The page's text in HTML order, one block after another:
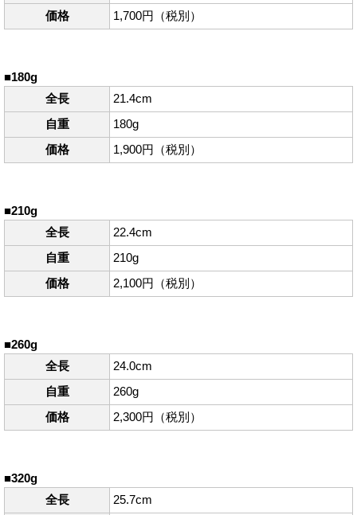
価格
1,700円（税別）
■180g
全長
21.4cm
自重
180g
価格
1,900円（税別）
■210g
全長
22.4cm
自重
210g
価格
2,100円（税別）
■260g
全長
24.0cm
自重
260g
価格
2,300円（税別）
■320g
全長
25.7cm